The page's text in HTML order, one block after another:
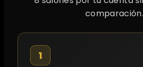
comparación.
1